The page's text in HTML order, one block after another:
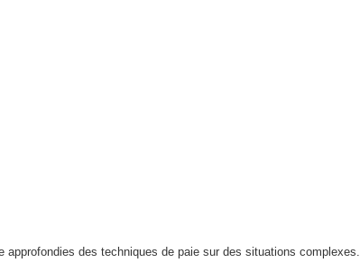
des techniques de paie sur des situations complexes.